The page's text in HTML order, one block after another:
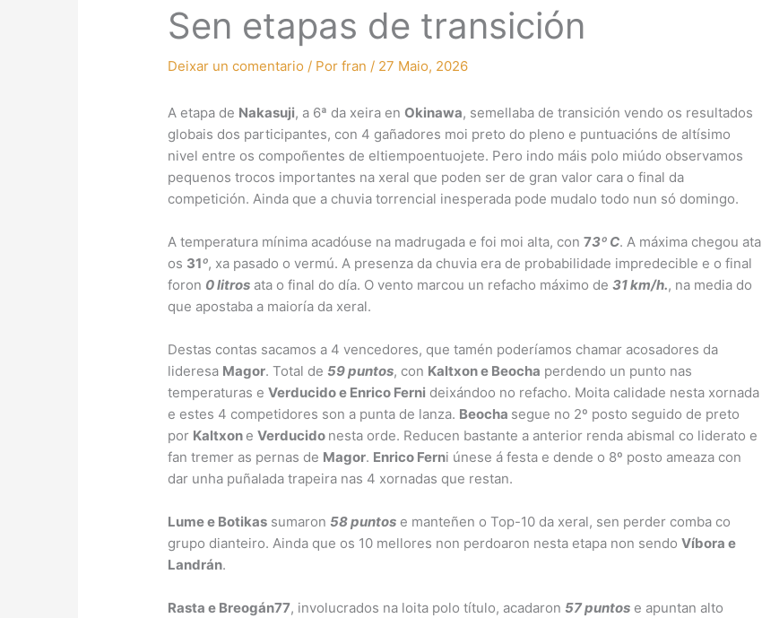
Sen etapas de transición
Deixar un comentario / Porfran / 27 Maio, 2026
A etapa de Nakasuji, a 6ª da xeira enOkinawa, semellaba de transición vendo os resultados
globais dos participantes, con 4 gañadores moi preto do pleno e puntuacións de altísimo
nivel entre os compoñentes de eltiempoentuojete. Pero indo máis polo miúdo observamos
pequenos trocos importantes na xeral que poden ser de gran valor cara o final da
competición. Ainda que a chuvia torrencial inesperada pode mudalo todo nun só domingo.
A temperatura mínima acadóuse na madrugada e foi moi alta, con73º C. A máxima chegou ata
os 31º, xa pasado o vermú. A presenza da chuvia era de probabilidade impredecible e o final
foron 0 litros ata o final do día. O vento marcou un refacho máximo de31 km/h., na media do
que apostaba a maioría da xeral.
Destas contas sacamos a 4 vencedores, que tamén poderíamos chamar acosadores da
lideresa Magor. Total de59 puntos, con Kaltxon e Beocha perdendo un punto nas
temperaturas eVerducido e Enrico Ferni deixándoo no refacho. Moita calidade nesta xornada
e estes 4 competidores son a punta de lanza. Beocha segue no 2º posto seguido de preto
por Kaltxon eVerducido nesta orde. Reducen bastante a anterior renda abismal co liderato e
fan tremer as pernas de Magor. Enrico Ferni únese á festa e dende o 8º posto ameaza con
dar unha puñalada trapeira nas 4 xornadas que restan.
Lume e Botikas sumaron58 puntos e manteñen o Top-10 da xeral, sen perder comba co
grupo dianteiro. Ainda que os 10 mellores non perdoaron nesta etapa non sendoVíbora e
Landrán.
Rasta e Breogán77, involucrados na loita polo título, acadaron57 puntos e apuntan alto